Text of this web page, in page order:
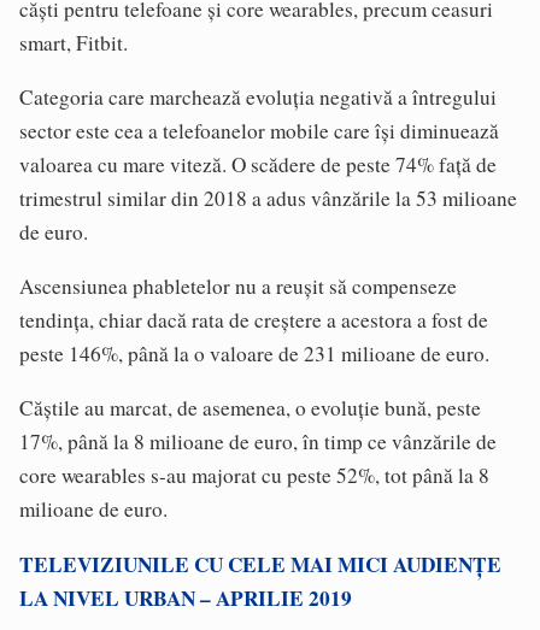
căști pentru telefoane și core wearables, precum ceasuri
smart, Fitbit.
Categoria care marchează evoluția negativă a întregului
sector este cea a telefoanelor mobile care își diminuează
valoarea cu mare viteză. O scădere de peste 74% față de
trimestrul similar din 2018 a adus vânzările la 53 milioane
de euro.
Ascensiunea phabletelor nu a reușit să compenseze
tendința, chiar dacă rata de creștere a acestora a fost de
peste 146%, până la o valoare de 231 milioane de euro.
Căștile au marcat, de asemenea, o evoluție bună, peste
17%, până la 8 milioane de euro, în timp ce vânzările de
core wearables s-au majorat cu peste 52%, tot până la 8
milioane de euro.
TELEVIZIUNILE CU CELE MAI MICI AUDIENȚE
LA NIVEL URBAN – APRILIE 2019